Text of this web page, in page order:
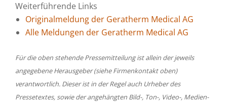
Weiterführende Links
Originalmeldung der Geratherm Medical AG
Alle Meldungen der Geratherm Medical AG
Für die oben stehende Pressemitteilung ist allein der jeweils
angegebene Herausgeber (siehe Firmenkontakt oben)
verantwortlich. Dieser ist in der Regel auch Urheber des
Pressetextes, sowie der angehängten Bild-, Ton-, Video-, Medien-